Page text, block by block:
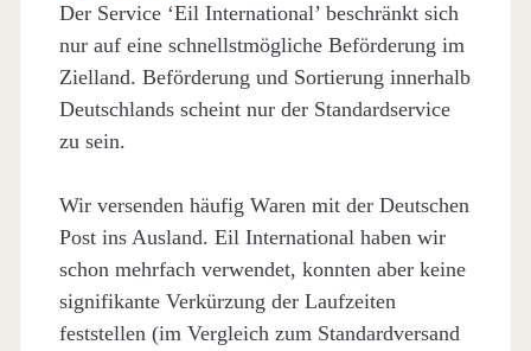
Der Service ‘Eil International’ beschränkt sich
nur auf eine schnellstmögliche Beförderung im
Zielland. Beförderung und Sortierung innerhalb
Deutschlands scheint nur der Standardservice
zu sein.
Wir versenden häufig Waren mit der Deutschen
Post ins Ausland. Eil International haben wir
schon mehrfach verwendet, konnten aber keine
signifikante Verkürzung der Laufzeiten
feststellen (im Vergleich zum Standardversand